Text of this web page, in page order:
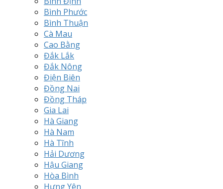
Bình Phước
Bình Thuận
Cà Mau
Cao Bằng
Đắk Lắk
Đắk Nông
Điện Biên
Đồng Nai
Đồng Tháp
Gia Lai
Hà Giang
Hà Nam
Hà Tĩnh
Hải Dương
Hậu Giang
Hòa Bình
Hưng Yên